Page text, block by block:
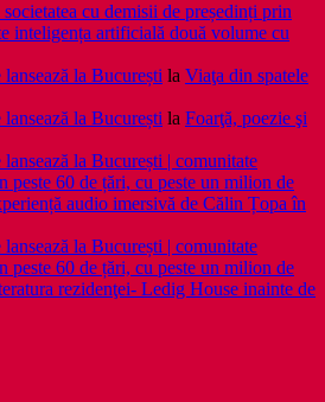
cu demisii de președinți prin
inteligența artificială două volume cu
la București la Viaţa din spatele
la București la Foarţă, poezie şi
la București | comunitate
peste 60 de țări, cu peste un milion de
audio imersivă de Călin Țopa în
la București | comunitate
peste 60 de țări, cu peste un milion de
rezidenţei- Ledig House inainte de